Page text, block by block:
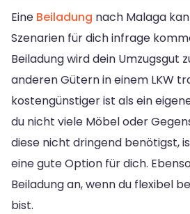
Eine Beiladung nach Malaga
Szenarien für dich infrage
Beiladung wird dein Umzugsgut
anderen Gütern in einem LKW
kostengünstiger ist als ein
du nicht viele Möbel oder
diese nicht dringend benötigst,
eine gute Option für dich.
Beiladung an, wenn du flexibel
bist.